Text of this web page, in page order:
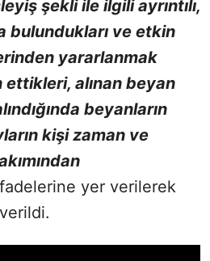
şekli ile ilgili ayrıntılı,
bulundukları ve etkin
yararlanmak
alınan beyan
beyanların
kişi zaman ve
yer verilerek